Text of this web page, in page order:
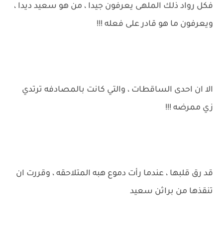
فكل رواد ذلك الملهى يعرفون جيدا ، من هو سعيد ديدا ،
ويعرفون ما هو قادر على فعله !!!
الا ان احدى الساقطات ، والتي كانت بالمصادفه ترتدي
زي ممرضه !!!
قد رق قلبها ، عندما رأت دموع هبه المتلاحقه ، وقررت ان
تنقذها من براثن سعيد